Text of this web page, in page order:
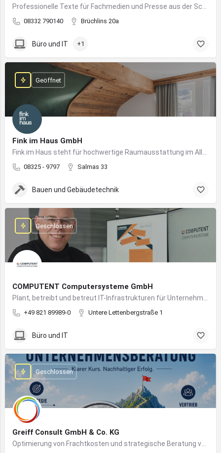
08332 790140 Brüchlins 20a
Büro und IT +1
Fink im Haus GmbH
08325 - 9797 Salmas 33
Geöffnet
Bauen und Gebäudetechnik
COMPUTENT Computersysteme GmbH
+49 821 89989-0 Untere Lettenbergstraße 1
Geschlossen
Büro und IT
Greiff Consult GmbH & Co. KG
Geschlossen